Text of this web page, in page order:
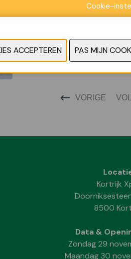
VORIGE
Kortrijk
8500
Data &
Zondag 29
Maandag 30
Cookie-